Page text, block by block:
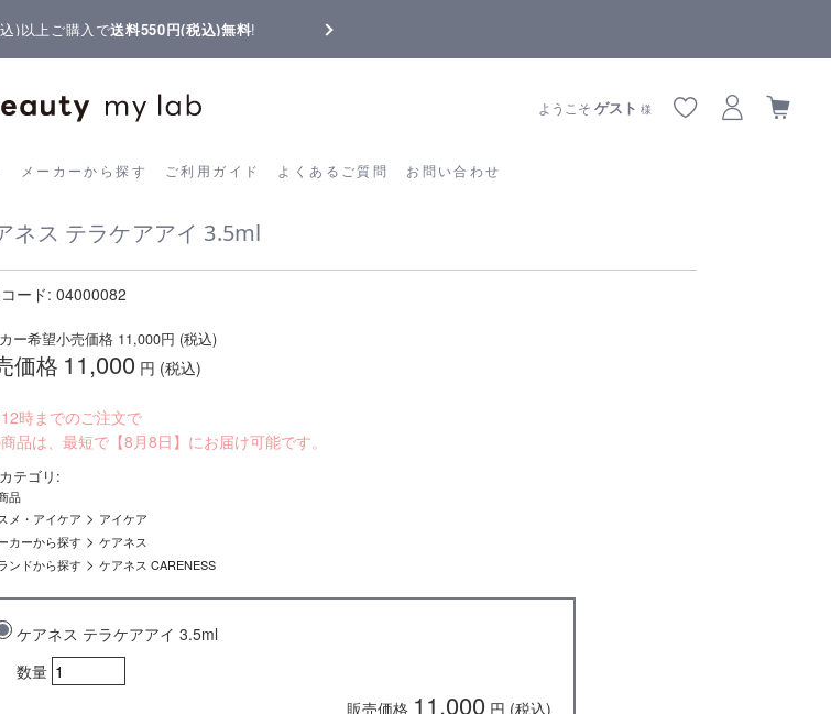
)以上ご購入で送料550円(税込)無料!
メーカーから探す ご利用ガイド よくあるご質問 お問い合わせ
ようこそゲスト 様
す メーカーから探す ご利用ガイド よくあるご質問
ネス テラケアアイ 3.5ml
ード: 04000082
ー希望小売価格 11,000円 (税込)
価格 11,000 円 (税込)
時までのご注文で
品は、最短で【8月8日】にお届け可能です。
テゴリ:
品
メ・アイケア > アイケア
カーから探す >ケアネス
ンドから探す >ケアネス CARENESS
ケアネス テラケアアイ 3.5ml
数量
販売価格 11,000 円 (税込)